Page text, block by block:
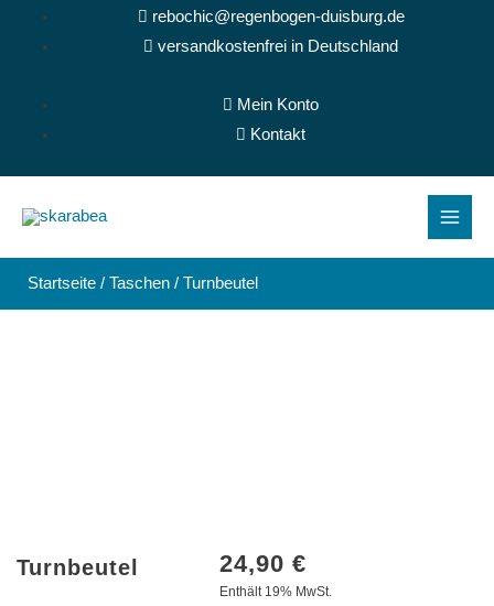
rebochic@regenbogen-duisburg.de
versandkostenfrei in Deutschland
Mein Konto
Kontakt
Main
Menu
Startseite/ Taschen/ Turnbeutel
Turnbeutel 24,90 €
Enthält 19% MwSt.